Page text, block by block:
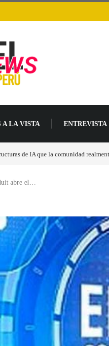
A LA VISTA ENTREVISTA
5 ya están en fase avanzada de
abre el…